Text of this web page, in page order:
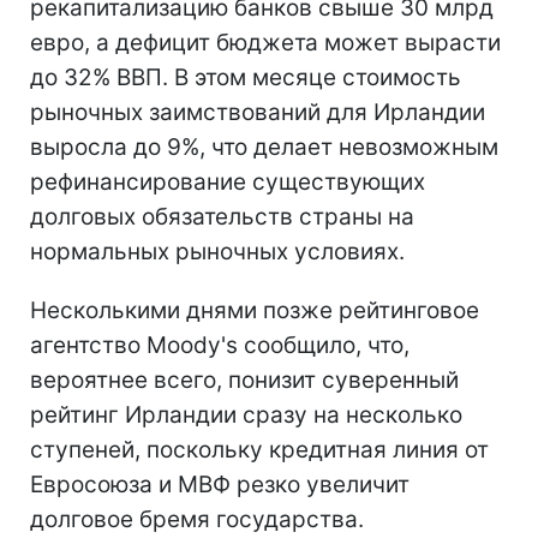
рекапитализацию банков свыше 30 млрд
евро, а дефицит бюджета может вырасти
до 32% ВВП. В этом месяце стоимость
рыночных заимствований для Ирландии
выросла до 9%, что делает невозможным
рефинансирование существующих
долговых обязательств страны на
нормальных рыночных условиях.
Несколькими днями позже рейтинговое
агентство Moody's сообщило, что,
вероятнее всего, понизит суверенный
рейтинг Ирландии сразу на несколько
ступеней, поскольку кредитная линия от
Евросоюза и МВФ резко увеличит
долговое бремя государства.